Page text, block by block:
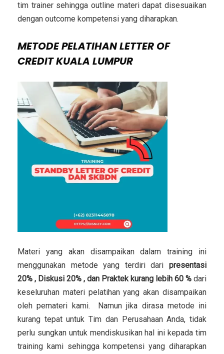
tim trainer sehingga outline materi dapat disesuaikan
dengan outcome kompetensi yang diharapkan.
METODEPELATIHAN LETTER OF
CREDIT KUALA LUMPUR
Materi yang akan disampaikan dalam training ini
menggunakan metode yang terdiri dari presentasi
20% , Diskusi 20% , dan Praktek kurang lebih 60 % dari
keseluruhan materi pelatihan yang akan disampaikan
oleh pemateri kami. Namun jika dirasa metode ini
kurang tepat untuk Tim dan Perusahaan Anda, tidak
perlu sungkan untuk mendiskusikan hal ini kepada tim
training kami sehingga kompetensi yang diharapkan